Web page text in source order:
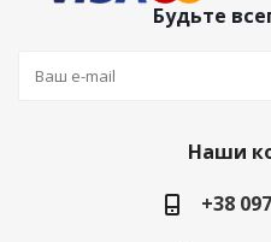
Будьте
Наши
+38